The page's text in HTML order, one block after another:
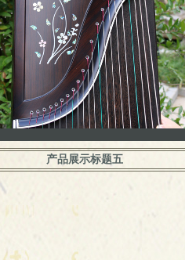
产品展示标题五